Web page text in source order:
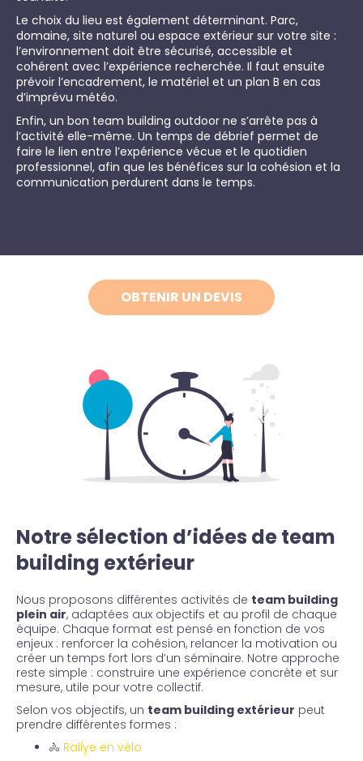
Le choix du lieu est également déterminant. Parc,
domaine, site naturel ou espace extérieur sur votre site :
l’environnement doit être sécurisé, accessible et
cohérent avec l’expérience recherchée. Il faut ensuite
prévoir l’encadrement, le matériel et un plan B en cas
d’imprévu météo.
Enfin, un bon team building outdoor ne s’arrête pas à
l’activité elle-même. Un temps de débrief permet de
faire le lien entre l’expérience vécue et le quotidien
professionnel, afin que les bénéfices sur la cohésion et la
communication perdurent dans le temps.
OBTENIR UN DEVIS
Notre sélection d’idées de team
building extérieur
Nous proposons différentes activités de team building
plein air, adaptées aux objectifs et au profil de chaque
équipe. Chaque format est pensé en fonction de vos
enjeux : renforcer la cohésion, relancer la motivation ou
créer un temps fort lors d’un séminaire. Notre approche
reste simple : construire une expérience concrète et sur
mesure, utile pour votre collectif.
Selon vos objectifs, un team building extérieur peut
prendre différentes formes :
🚴 Rallye en vélo